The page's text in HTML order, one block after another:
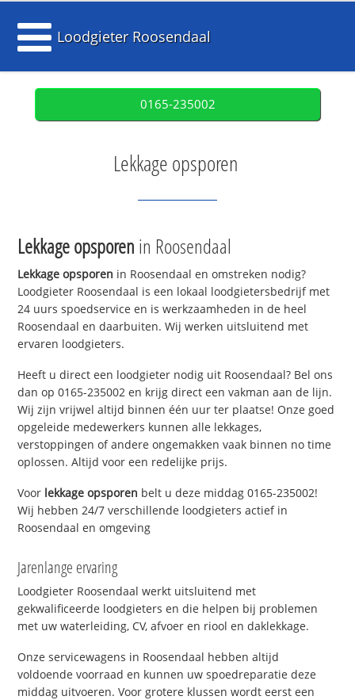
Loodgieter Roosendaal
0165-235002
Lekkage opsporen
Lekkage opsporen in Roosendaal
Lekkage opsporen in Roosendaal en omstreken nodig?
Loodgieter Roosendaal is een lokaal loodgietersbedrijf met
24 uurs spoedservice en is werkzaamheden in de heel
Roosendaal en daarbuiten. Wij werken uitsluitend met
ervaren loodgieters.
Heeft u direct een loodgieter nodig uit Roosendaal? Bel ons
dan op 0165-235002 en krijg direct een vakman aan de lijn.
Wij zijn vrijwel altijd binnen één uur ter plaatse! Onze goed
opgeleide medewerkers kunnen alle lekkages,
verstoppingen of andere ongemakken vaak binnen no time
oplossen. Altijd voor een redelijke prijs.
Voor lekkage opsporen belt u deze middag 0165-235002!
Wij hebben 24/7 verschillende loodgieters actief in
Roosendaal en omgeving
Jarenlange ervaring
Loodgieter Roosendaal werkt uitsluitend met
gekwalificeerde loodgieters en die helpen bij problemen
met uw waterleiding, CV, afvoer en riool en daklekkage.
Onze servicewagens in Roosendaal hebben altijd
voldoende voorraad en kunnen uw spoedreparatie deze
middag uitvoeren. Voor grotere klussen wordt eerst een